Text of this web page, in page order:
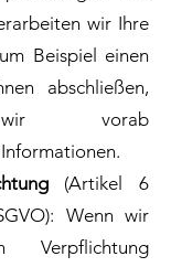
wir Ihre
Beispiel einen
abschließen,
vorab
(Artikel 6
Wenn wir
Verpflichtung